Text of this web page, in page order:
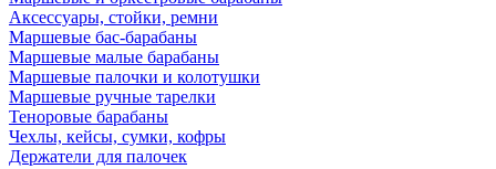
Аксессуары, стойки, ремни
Маршевые бас-барабаны
Маршевые малые барабаны
Маршевые палочки и колотушки
Маршевые ручные тарелки
Теноровые барабаны
Чехлы, кейсы, сумки, кофры
Держатели для палочек